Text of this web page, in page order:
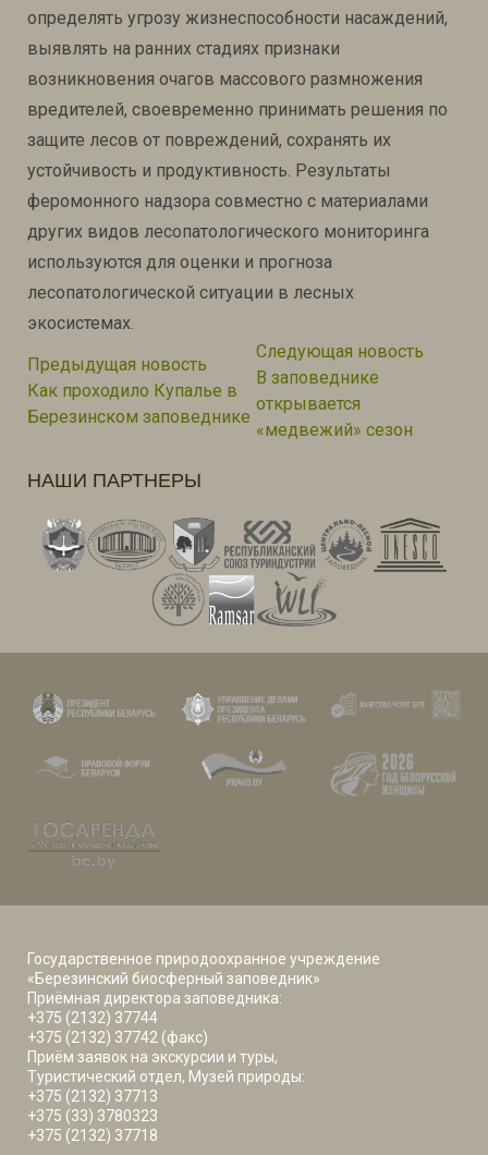
определять угрозу жизнеспособности насаждений,
выявлять на ранних стадиях признаки
возникновения очагов массового размножения
вредителей, своевременно принимать решения по
защите лесов от повреждений, сохранять их
устойчивость и продуктивность. Результаты
феромонного надзора совместно с материалами
других видов лесопатологического мониторинга
используются для оценки и прогноза
лесопатологической ситуации в лесных
экосистемах.
по
записям
Предыдущая новость Предыдущая новость:
Как проходило Купалье в
Березинском заповеднике
Следующая новость
В заповеднике
открывается
«медвежий» сезон
НАШИ ПАРТНЕРЫ
Государственное природоохранное учреждение
«Березинский биосферный заповедник»
Приёмная директора заповедника:
+375 (2132) 37744
+375 (2132) 37742 (факс)
Приём заявок на экскурсии и туры,
Туристический отдел, Музей природы:
+375 (2132) 37713
+375 (33) 3780323
+375 (2132) 37718